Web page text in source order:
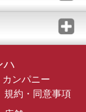
ハ
ンパニー
規約・同意事項